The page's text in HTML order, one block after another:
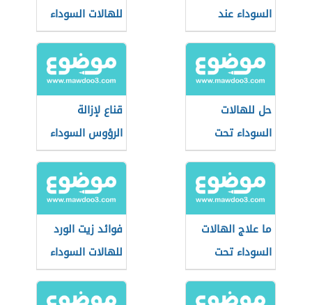
السوداء عند
الأطفال
للهالات السوداء
حل للهالات
السوداء تحت
العين
قناع لإزالة
الرؤوس السوداء
ما علاج الهالات
السوداء تحت
العين
فوائد زيت الورد
للهالات السوداء